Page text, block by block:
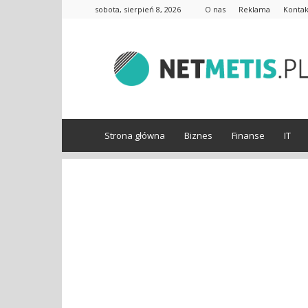
sobota, sierpień 8, 2026 O nas Reklama
Strona główna Biznes Finanse IT